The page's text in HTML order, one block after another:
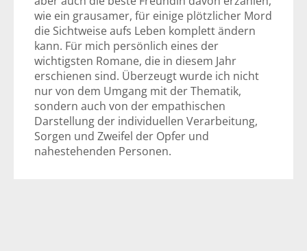
wie ein grausamer, für einige plötzlicher Mord
die Sichtweise aufs Leben komplett ändern
kann. Für mich persönlich eines der
wichtigsten Romane, die in diesem Jahr
erschienen sind. Überzeugt wurde ich nicht
nur von dem Umgang mit der Thematik,
sondern auch von der empathischen
Darstellung der individuellen Verarbeitung,
Sorgen und Zweifel der Opfer und
nahestehenden Personen.